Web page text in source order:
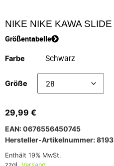
NIKE NIKE KAWA
Größentabelle
Farbe
Größe
29,99 €
EAN: 0676556450745
Hersteller-Artikelnummer:
Enthält 19% MwSt.